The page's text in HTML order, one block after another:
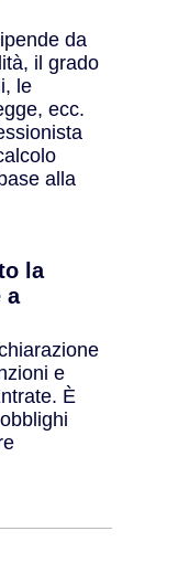
da
il grado
le
ecc.
alla
la
a
e
È